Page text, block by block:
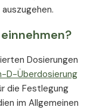
Dosierungen
D-Überdosierung
die Festlegung
im Allgemeinen